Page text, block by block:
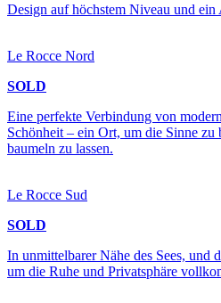
Design auf höchstem Niveau und
Le Rocce Nord
SOLD
Eine perfekte Verbindung von
Schönheit – ein Ort, um die Sinne zu
baumeln zu lassen.
Le Rocce Sud
SOLD
In unmittelbarer Nähe des Sees, und
um die Ruhe und Privatsphäre